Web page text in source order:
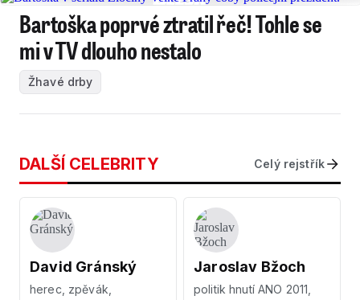
Bartoška poprvé ztratil řeč! Tohle se
mi v TV dlouho nestalo
Žhavé drby
DALŠÍ CELEBRITY Celý rejstřík
David Gránský
herec, zpěvák,
Jaroslav Bžoch
politik hnutí ANO 2011,